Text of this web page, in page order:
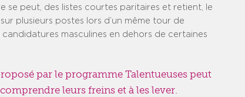
se peut, des listes courtes paritaires et retient, le
plusieurs postes lors d’un même tour de
masculines en dehors de certaines
par le programme Talentueuses peut
leurs freins et à les lever.